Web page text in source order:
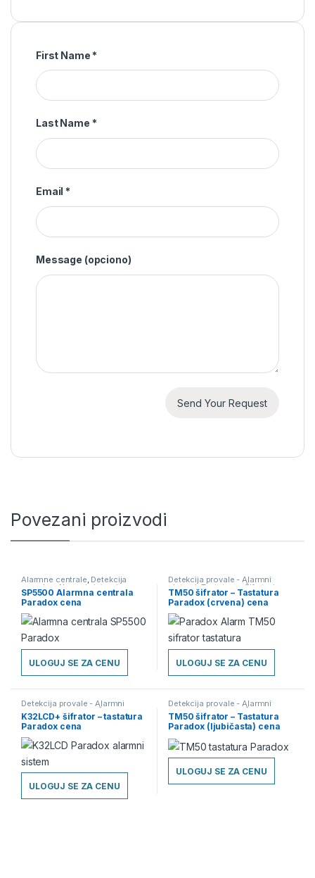
First Name *
Last Name *
Email *
Message (opciono)
Povezani proizvodi
Alarmne centrale, Detekcija
provale - Alarmni sistemi
SP5500 Alarmna centrala
Paradox cena
ULOGUJ SE ZA CENU
Detekcija provale - Alarmni
sistemi,Tastature - Šifratori
TM50 šifrator – Tastatura
Paradox (crvena) cena
ULOGUJ SE ZA CENU
Detekcija provale - Alarmni
sistemi, Tastature - Šifratori
K32LCD+ šifrator – tastatura
Paradox cena
ULOGUJ SE ZA CENU
Detekcija provale - Alarmni
sistemi,Tastature - Šifratori
TM50 šifrator – Tastatura
Paradox (ljubičasta) cena
ULOGUJ SE ZA CENU